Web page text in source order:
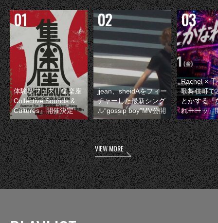
体験型フェス『集楽座
Collective Sounds &
Cultures』開催決定
jjean、sheidAをフィー
チャーした最新シング
ル“gossip boy”MV公開
Rachel ×
歌舞伎町で
とかする『
れーーッ』
VIEW MORE